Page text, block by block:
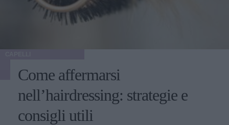
Come affermarsi
nell’hairdressing: strategie e
consigli utili